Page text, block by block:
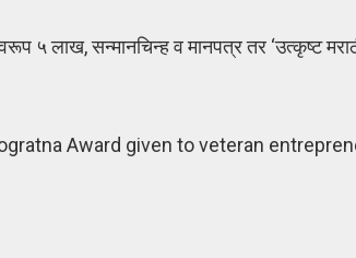
५ लाख, सन्मानचिन्ह व मानपत्र तर ‘उत्कृष्ट
Award given to veteran